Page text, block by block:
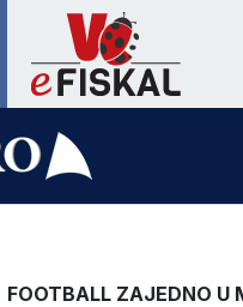
FOOTBALL ZAJEDNO U